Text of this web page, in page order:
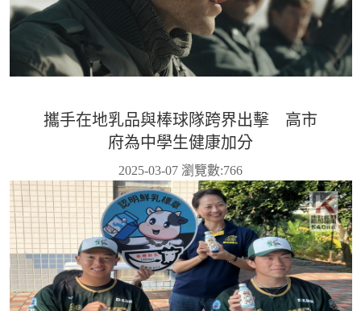
攜手在地乳品與棒球隊跨界出擊 高市
府為中學生健康加分
2025-03-07 瀏覽數:766